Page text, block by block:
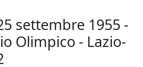
settembre 1955 -
Olimpico - Lazio-